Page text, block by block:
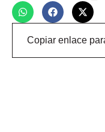
Copiar enlace